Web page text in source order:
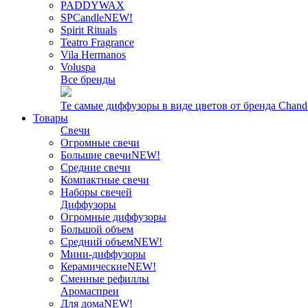
PADDYWAX
SPCandleNEW!
Spirit Rituals
Teatro Fragrance
Vila Hermanos
Voluspa
Все бренды
Те самые диффузоры в виде цветов от бренда
Товары
Свечи
Огромные свечи
Большие свечиNEW!
Средние свечи
Компактные свечи
Наборы свечей
Диффузоры
Огромные диффузоры
Большой объем
Средний объемNEW!
Мини-диффузоры
КерамическиеNEW!
Сменные рефиллы
Аромаспреи
Для домаNEW!